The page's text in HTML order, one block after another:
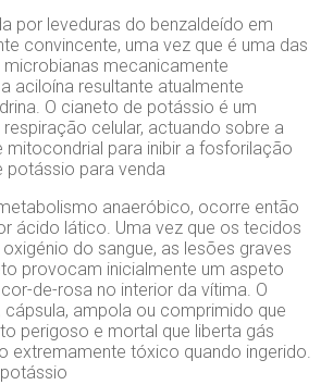
por leveduras do benzaldeído em
convincente, uma vez que é uma das
mecanicamente
aciloína resultante atualmente
O cianeto de potássio é um
celular, actuando sobre a
para inibir a fosforilação
potássio para venda
anaeróbico, ocorre então
ácido lático. Uma vez que os tecidos
do sangue, as lesões graves
provocam inicialmente um aspeto
de-rosa no interior da vítima. O
ampola ou comprimido que
perigoso e mortal que liberta gás
extremamente tóxico quando ingerido.